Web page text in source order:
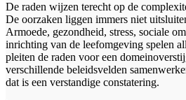
De raden wijzen terecht op de
De oorzaken liggen immers niet
Armoede, gezondheid, stress, sociale
inrichting van de leefomgeving spelen
pleiten de raden voor een
verschillende beleidsvelden
dat is een verstandige constatering.